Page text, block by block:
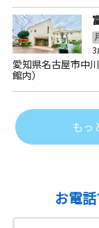
3
愛知県名古屋市中
館内）
もっ
お電